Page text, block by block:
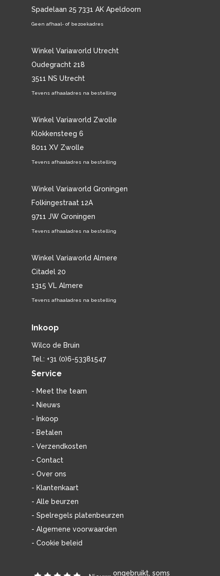
Spadelaan 25 7331 AK Apeldoorn
Geen afhaal- of bezoekadres
Winkel Variaworld Utrecht
Oudegracht 218
3511 NS Utrecht
Tevens afhaaladres na bestelling
Winkel Variaworld Zwolle
Klokkensteeg 6
8011 XV Zwolle
Tevens afhaaladres na bestelling
Winkel Variaworld Groningen
Folkingestraat 12A
9711 JW Groningen
Tevens afhaaladres na bestelling
Winkel Variaworld Almere
Citadel 20
1315 VL Almere
Tevens afhaaladres na bestelling
Inkoop
Wilco de Bruin
Tel.: +31 (0)6-53381547
Service
- Meet the team
- Nieuws
- Inkoop
- Betalen
- Verzendkosten
- Contact
- Over ons
- Klantenkaart
- Alle beurzen
- Spelregels platenbeurzen
- Algemene voorwaarden
- Cookie beleid
ongebruikt, soms